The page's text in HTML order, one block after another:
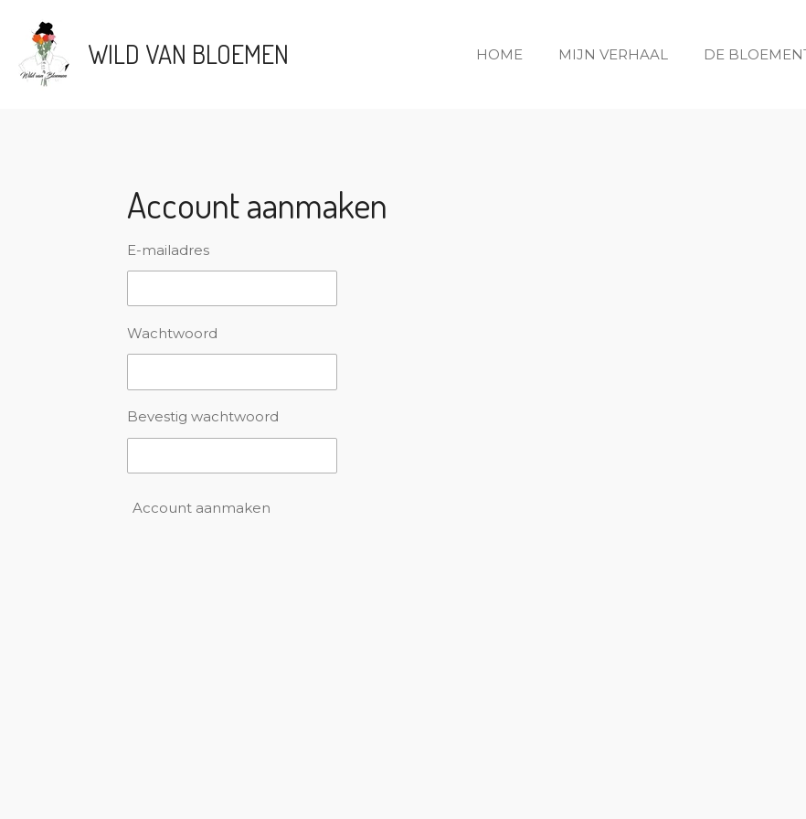
direct
naar
de
WILD VAN BLOEMEN HOME MIJN VERHAAL DE
Account aanmaken
E-mailadres
Wachtwoord
Bevestig wachtwoord
Account aanmaken